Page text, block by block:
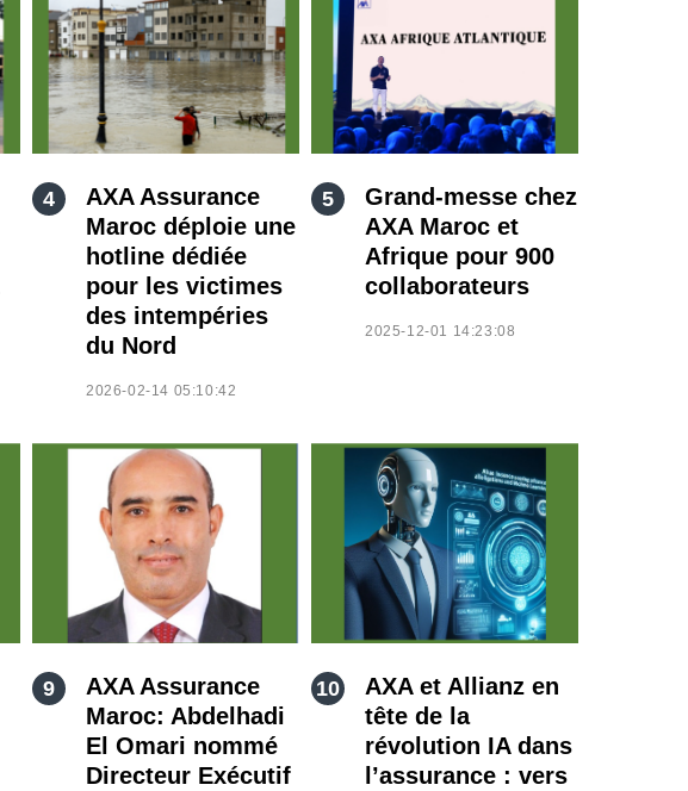
AXA Assurance
Maroc déploie une
hotline dédiée
pour les victimes
des intempéries
du Nord
2026-02-14 05:10:42
Grand-messe chez
AXA Maroc et
Afrique pour 900
collaborateurs
2025-12-01 14:23:08
AXA Assurance
Maroc: Abdelhadi
El Omari nommé
Directeur Exécutif
AXA et Allianz en
tête de la
révolution IA dans
l’assurance : vers